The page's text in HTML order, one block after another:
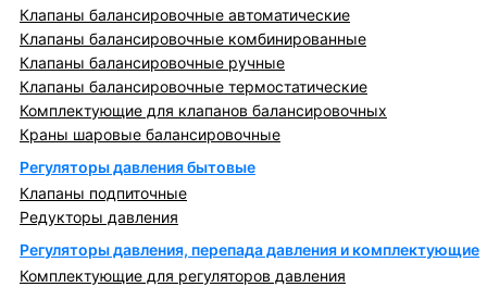
Клапаны балансировочные автоматические
Клапаны балансировочные комбинированные
Клапаны балансировочные ручные
Клапаны балансировочные термостатические
Комплектующие для клапанов балансировочных
Краны шаровые балансировочные
Регуляторы давления бытовые
Клапаны подпиточные
Редукторы давления
Регуляторы давления, перепада давления и комплектующие
Комплектующие для регуляторов давления